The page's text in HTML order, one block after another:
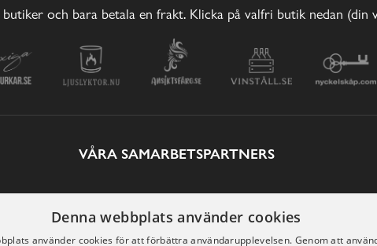
och bara betala en frakt. Klicka på valfri butik nedan
VÅRA SAMARBETSPARTNERS
Denna webbplats använder cookies
använder cookies för att förbättra användarupplevelsen. Genom att